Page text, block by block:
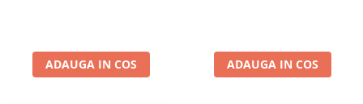
ADAUGA IN COS ADAUGA IN COS